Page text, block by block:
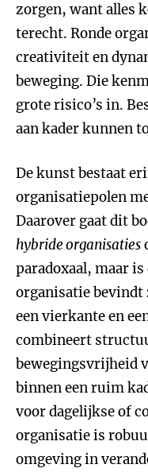
zorgen, want alles
terecht. Ronde
creativiteit en
beweging. Die
grote risico’s in.
aan kader kunnen
De kunst bestaat
organisatiepolen
Daarover gaat dit
hybride organisaties
paradoxaal, maar
organisatie bevindt
een vierkante en
combineert
bewegingsvrijheid
binnen een ruim
voor dagelijkse of
organisatie is
omgeving in